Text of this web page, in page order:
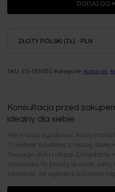
925
DODAJ DO
ZŁOTY POLSKI (ZŁ) - PLN
SKU: ES-SEN130 Kategorie: Kolczyki
Konsultacja przed
idealny dla siebie.
Nie musisz zgadywać, który
Ci wybrać biżuterię z naszej
Twojego stylu i okazji. Doradzimy
materiału. To prosty sposób,
pewność, że wybrana biżuteria